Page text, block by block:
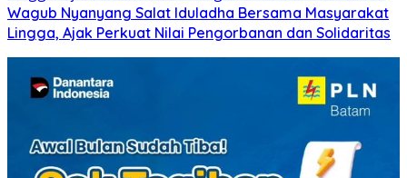
Wagub Nyanyang Salat Iduladha Bersama Masyarakat
Lingga, Ajak Perkuat Nilai Pengorbanan dan Solidaritas